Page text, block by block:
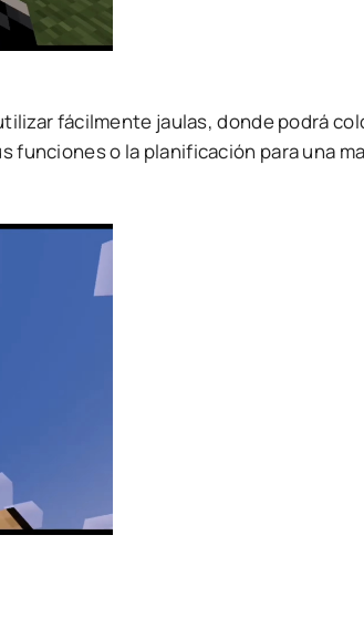
fácilmente jaulas, donde podrá
funciones o la planificación para una